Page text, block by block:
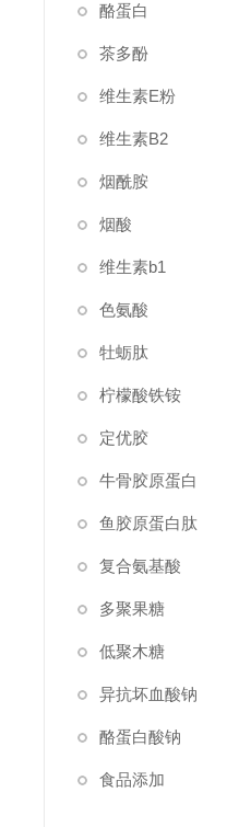
酪蛋白
茶多酚
维生素E粉
维生素B2
烟酰胺
烟酸
维生素b1
色氨酸
牡蛎肽
柠檬酸铁铵
定优胶
牛骨胶原蛋白
鱼胶原蛋白肽
复合氨基酸
多聚果糖
低聚木糖
异抗坏血酸钠
酪蛋白酸钠
食品添加